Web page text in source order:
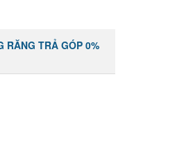
RĂNG TRẢ GÓP 0%